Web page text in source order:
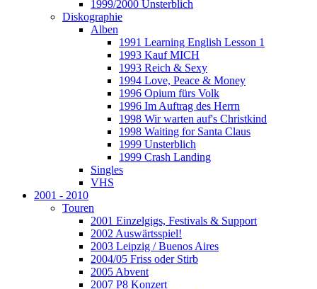
1999/2000 Unsterblich
Diskographie
Alben
1991 Learning English Lesson 1
1993 Kauf MICH
1993 Reich & Sexy
1994 Love, Peace & Money
1996 Opium fürs Volk
1996 Im Auftrag des Herrn
1998 Wir warten auf's Christkind
1998 Waiting for Santa Claus
1999 Unsterblich
1999 Crash Landing
Singles
VHS
2001 - 2010
Touren
2001 Einzelgigs, Festivals & Support
2002 Auswärtsspiel!
2003 Leipzig / Buenos Aires
2004/05 Friss oder Stirb
2005 Abvent
2007 P8 Konzert